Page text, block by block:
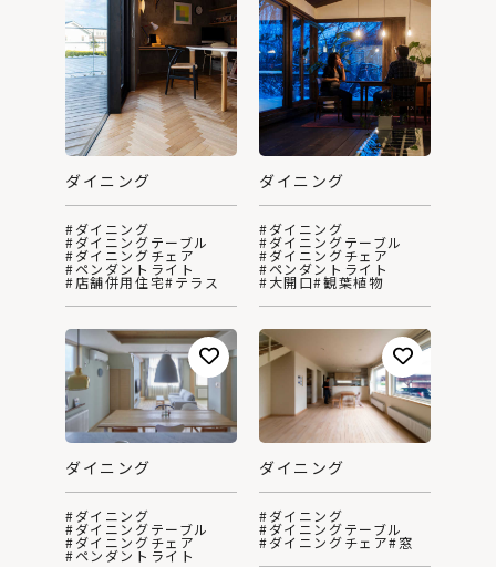
ダイニング
#ダイニング
#ダイニングテーブル
#ダイニングチェア
#ペンダントライト
#店舗併用住宅#テラス
ダイニング
#ダイニング
#ダイニングテーブル
#ダイニングチェア
#ペンダントライト
#大開口#観葉植物
ダイニング
#ダイニング
#ダイニングテーブル
#ダイニングチェア
#ペンダントライト
ダイニング
#ダイニング
#ダイニングテーブル
#ダイニングチェア#窓